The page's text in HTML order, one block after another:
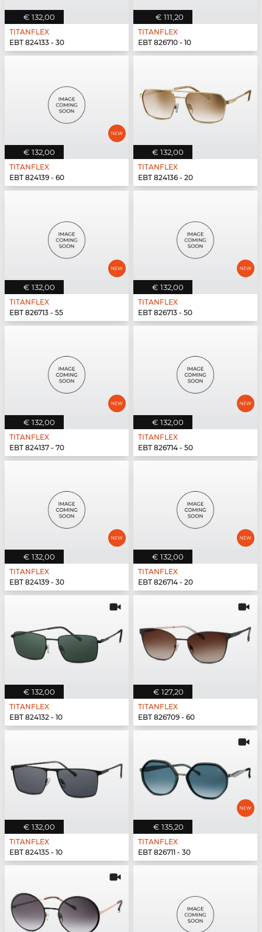
€ 132,00
TITANFLEX
EBT 824133 - 30
€ 111,20
TITANFLEX
EBT 826710 - 10
€ 132,00
TITANFLEX
EBT 824139 - 60
€ 132,00
TITANFLEX
EBT 824136 - 20
€ 132,00
TITANFLEX
EBT 826713 - 55
€ 132,00
TITANFLEX
EBT 826713 - 50
€ 132,00
TITANFLEX
EBT 824137 - 70
€ 132,00
TITANFLEX
EBT 826714 - 50
€ 132,00
TITANFLEX
EBT 824139 - 30
€ 132,00
TITANFLEX
EBT 826714 - 20
€ 132,00
TITANFLEX
EBT 824132 - 10
€ 127,20
TITANFLEX
EBT 826709 - 60
€ 132,00
TITANFLEX
EBT 824135 - 10
€ 135,20
TITANFLEX
EBT 826711 - 30